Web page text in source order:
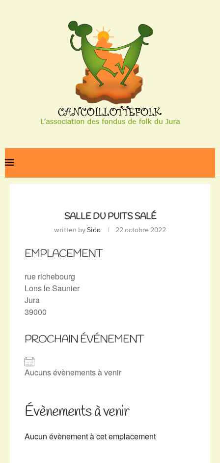
SALLE DU PUITS SALÉ
written bySido 22 octobre 2022
EMPLACEMENT
rue richebourg
Lons le Saunier
Jura
39000
PROCHAIN ÉVÉNEMENT
Aucuns évènements à venir
Évènements à venir
Aucun évènement à cet emplacement